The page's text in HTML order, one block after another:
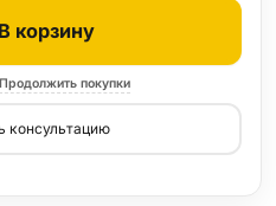
В корзину
покупки
консультацию